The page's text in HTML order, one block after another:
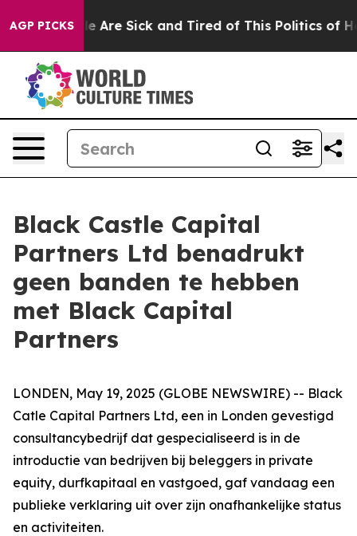
AGP PICKS
“People Are Sick and Tired of This Politics of
Black Castle Capital
Partners Ltd benadrukt
geen banden te hebben
met Black Capital
Partners
LONDEN, May 19, 2025 (GLOBE NEWSWIRE) -- Black
Catle Capital Partners Ltd, een in Londen gevestigd
consultancybedrijf dat gespecialiseerd is in de
introductie van bedrijven bij beleggers in private
equity, durfkapitaal en vastgoed, gaf vandaag een
publieke verklaring uit over zijn onafhankelijke status
en activiteiten.